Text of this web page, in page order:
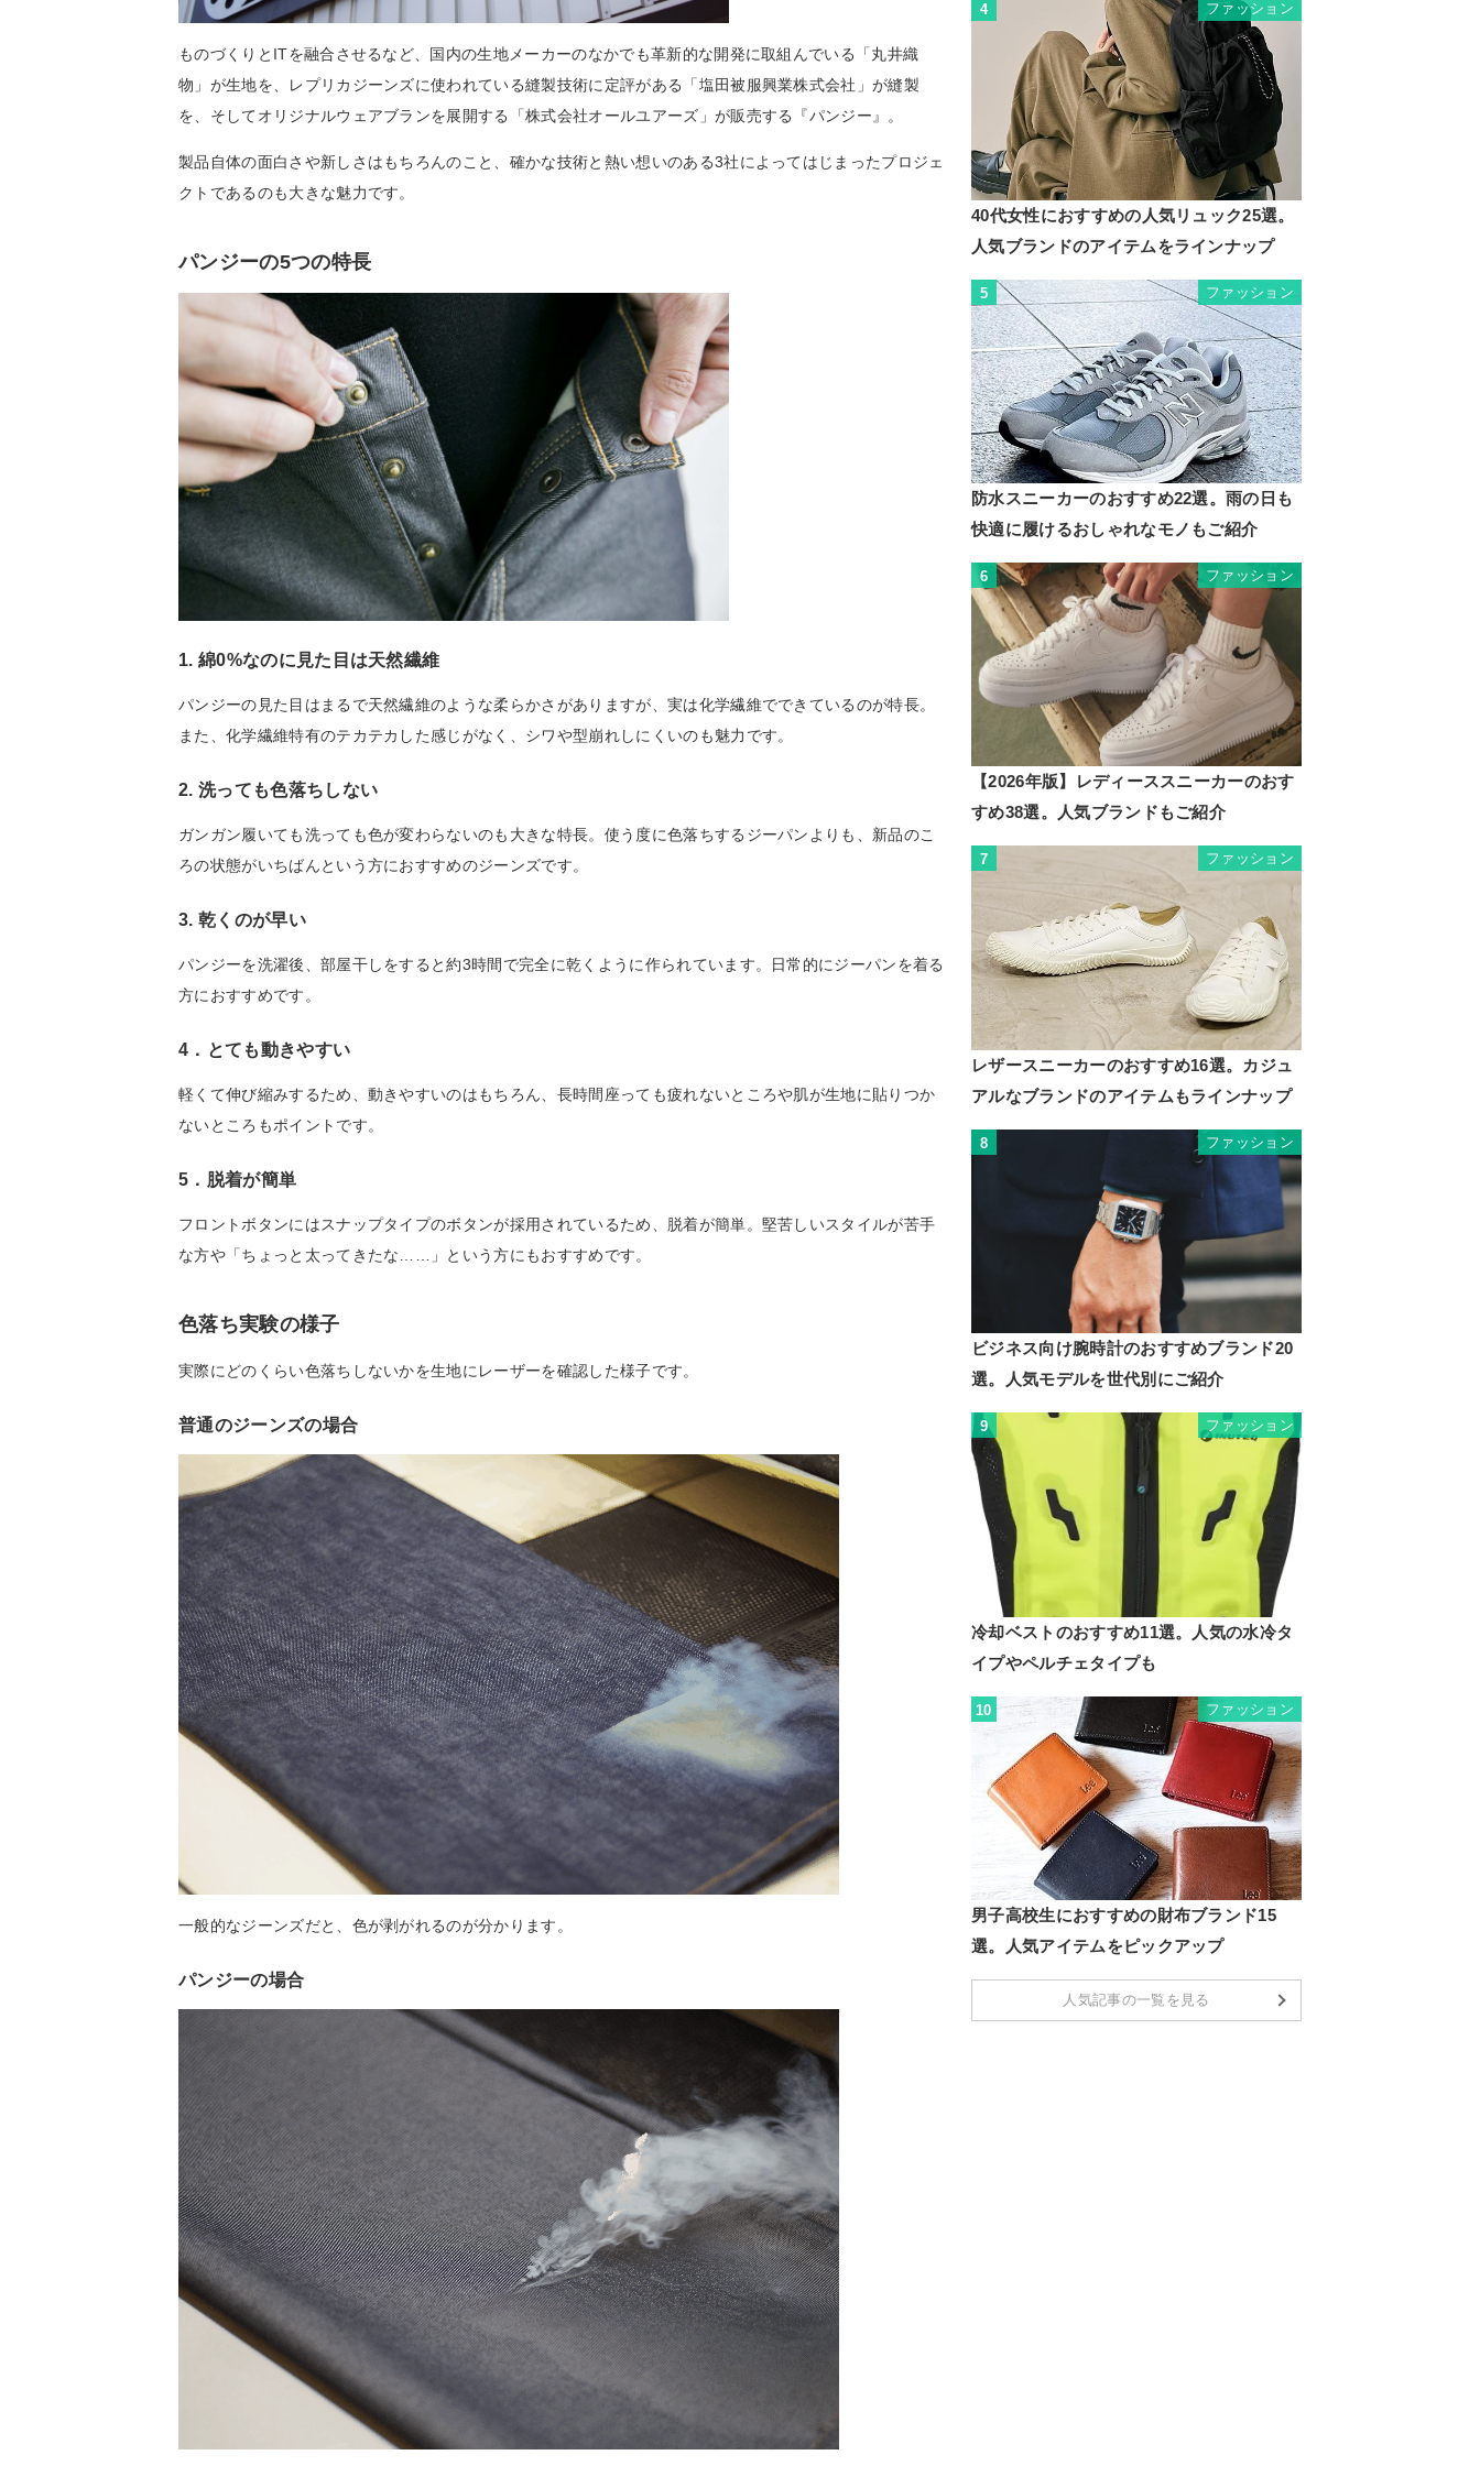
ものづくりとITを融合させるなど、国内の生地メーカーのなかでも革新的な開発に取組んでいる「丸井織
物」が生地を、レプリカジーンズに使われている縫製技術に定評がある「塩田被服興業株式会社」が縫製
を、そしてオリジナルウェアブランを展開する「株式会社オールユアーズ」が販売する『パンジー』。
製品自体の面白さや新しさはもちろんのこと、確かな技術と熱い想いのある3社によってはじまったプロジェ
クトであるのも大きな魅力です。
パンジーの5つの特長
1. 綿0%なのに見た目は天然繊維
パンジーの見た目はまるで天然繊維のような柔らかさがありますが、実は化学繊維でできているのが特長。
また、化学繊維特有のテカテカした感じがなく、シワや型崩れしにくいのも魅力です。
2. 洗っても色落ちしない
ガンガン履いても洗っても色が変わらないのも大きな特長。使う度に色落ちするジーパンよりも、新品のこ
ろの状態がいちばんという方におすすめのジーンズです。
3. 乾くのが早い
パンジーを洗濯後、部屋干しをすると約3時間で完全に乾くように作られています。日常的にジーパンを着る
方におすすめです。
4．とても動きやすい
軽くて伸び縮みするため、動きやすいのはもちろん、長時間座っても疲れないところや肌が生地に貼りつか
ないところもポイントです。
5．脱着が簡単
フロントボタンにはスナップタイプのボタンが採用されているため、脱着が簡単。堅苦しいスタイルが苦手
な方や「ちょっと太ってきたな……」という方にもおすすめです。
色落ち実験の様子
実際にどのくらい色落ちしないかを生地にレーザーを確認した様子です。
普通のジーンズの場合
一般的なジーンズだと、色が剥がれるのが分かります。
パンジーの場合
4 ファッション
40代女性におすすめの人気リュック25選。
人気ブランドのアイテムをラインナップ
5 ファッション
防水スニーカーのおすすめ22選。雨の日も
快適に履けるおしゃれなモノもご紹介
6 ファッション
【2026年版】レディーススニーカーのおす
すめ38選。人気ブランドもご紹介
7 ファッション
レザースニーカーのおすすめ16選。カジュ
アルなブランドのアイテムもラインナップ
8 ファッション
ビジネス向け腕時計のおすすめブランド20
選。人気モデルを世代別にご紹介
9 ファッション
冷却ベストのおすすめ11選。人気の水冷タ
イプやペルチェタイプも
10 ファッション
男子高校生におすすめの財布ブランド15
選。人気アイテムをピックアップ
人気記事の一覧を見る